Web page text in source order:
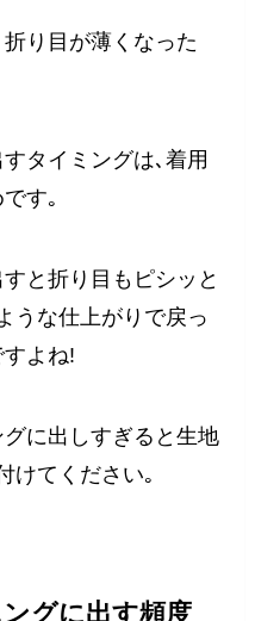
り目が薄くなった
タイミングは､着用
す｡
と折り目もピシッと
うな仕上がりで戻っ
よね!
に出しすぎると生地
けてください｡
グに出す頻度